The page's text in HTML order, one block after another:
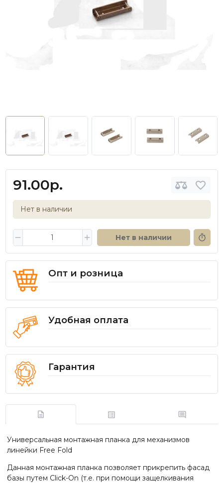
91.00р.
Нет в наличии
Нет в наличии
Опт и розница
Удобная оплата
Гарантия
Универсальная монтажная планка для механизмов
линейки Free Fold
Данная монтажная планка позволяет прикрепить фасад
базы путем Click-On (т.е. при помощи защелкивания